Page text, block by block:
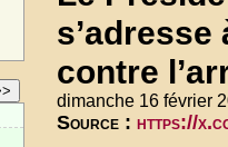
contre
dimanche 16 février
Source : https://